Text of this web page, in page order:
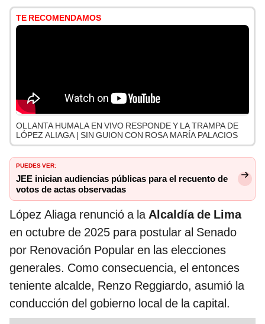
TE RECOMENDAMOS
OLLANTA HUMALA EN VIVO RESPONDE Y LA TRAMPA DE
LÓPEZ ALIAGA | SIN GUION CON ROSA MARÍA PALACIOS
PUEDES VER:
JEE inician audiencias públicas para el recuento de
votos de actas observadas
López Aliaga renunció a laAlcaldía de Lima
en octubre de 2025 para postular al Senado
por Renovación Popular en las elecciones
generales. Como consecuencia, el entonces
teniente alcalde, Renzo Reggiardo, asumió la
conducción del gobierno local de la capital.